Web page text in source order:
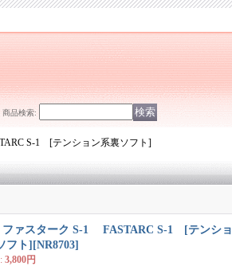
商品検索:
S-1 [テンション系裏ソフト]
ァスターク S-1 FASTARC S-1 [テンショ
フト] [NR8703]
: 3,800円